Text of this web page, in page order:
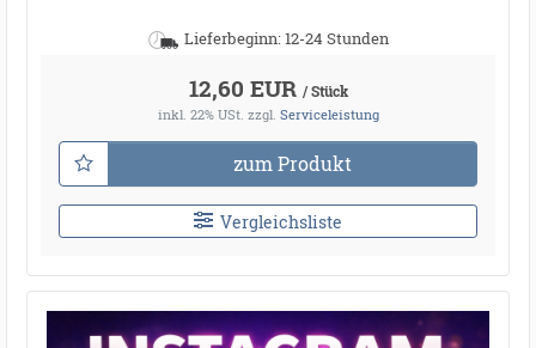
Lieferbeginn: 12-24 Stunden
12,60 EUR / Stück
inkl. 22% USt. zzgl. Serviceleistung
zum Produkt
Vergleichsliste